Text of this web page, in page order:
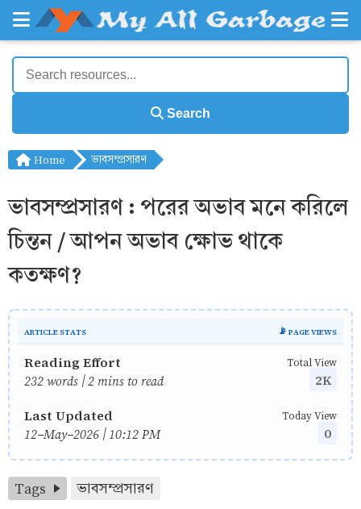
Search
Home ভাবসম্প্রসারণ
ভাবসম্প্রসারণ : পরের অভাব মনে করিলে
চিন্তন / আপন অভাব ক্ষোভ থাকে
কতক্ষণ?
ARTICLE STATS 📡 PAGE VIEWS
Reading Effort
232 words | 2 mins to read
Total View
2K
Last Updated
12-May-2026 | 10:12 PM
Today View
0
Tags ভাবসম্প্রসারণ